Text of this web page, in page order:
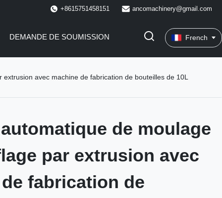
+8615751458151 ancomachinery@gmail.com
DEMANDE DE SOUMISSION French
avec machine de fabrication de bouteilles de 10L
de moulage
par extrusion avec
fabrication de